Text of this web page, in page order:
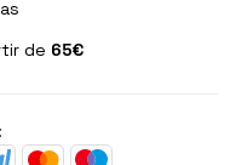
de 65€